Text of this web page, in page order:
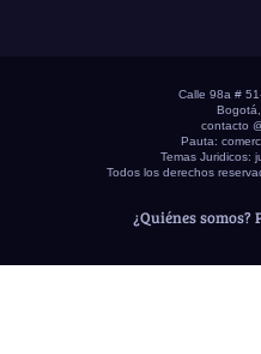
Calle 98a #
Bogotá,
contacto
Pauta:
Temas Juridicos:
Todos los derechos
¿Quiénes somos?